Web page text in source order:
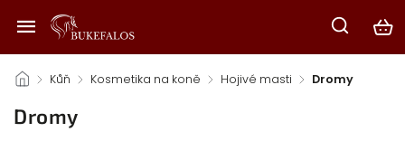
/ Kůň / Kosmetika na koně / Hojivé masti / Dromy
Dromy